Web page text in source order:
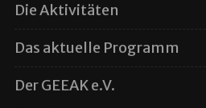
Die Aktivitäten
Das aktuelle Programm
Der GEEAK e.V.